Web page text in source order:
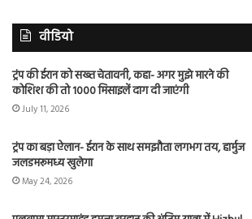
वीडियो
ट्रंप की ईरान को सख्त चेतावनी, कहा- अगर मुझे मारने की
कोशिश की तो 1000 मिसाइलें दाग दी जाएंगी
July 11, 2026
ट्रंप का बड़ा ऐलान- ईरान के साथ समझौता लगभग तय, हार्मुज
जलडमरूमध्य खुलेगा
May 24, 2026